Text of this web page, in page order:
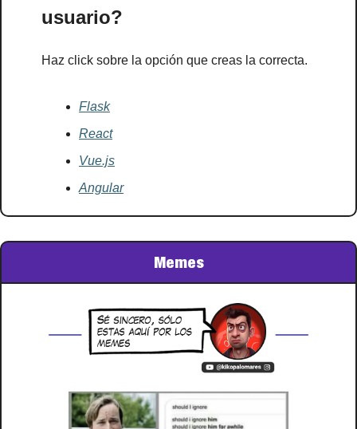
usuario?
Haz click sobre la opción que creas la correcta.
Flask
React
Vue.js
Angular
Memes